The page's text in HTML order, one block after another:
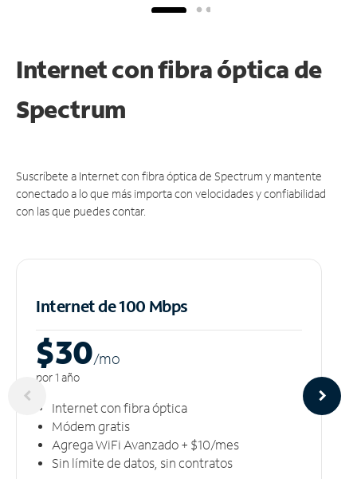
Internet con fibra óptica de
Spectrum
Suscríbete a Internet con fibra óptica de Spectrum y mantente
conectado a lo que más importa con velocidades y confiabilidad
con las que puedes contar.
Internet de 100 Mbps
$30/mo
por 1 año
Internet con fibra óptica
Módem gratis
Agrega WiFi Avanzado + $10/mes
Sin límite de datos, sin contratos